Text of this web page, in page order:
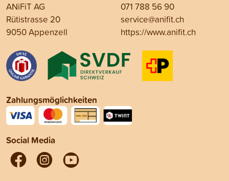
ANiFiT AG
Rütistrasse 20
9050 Appenzell
071 788 56 90
service@anifit.ch
https://www.anifit.ch
Zahlungsmöglichkeiten
Social Media